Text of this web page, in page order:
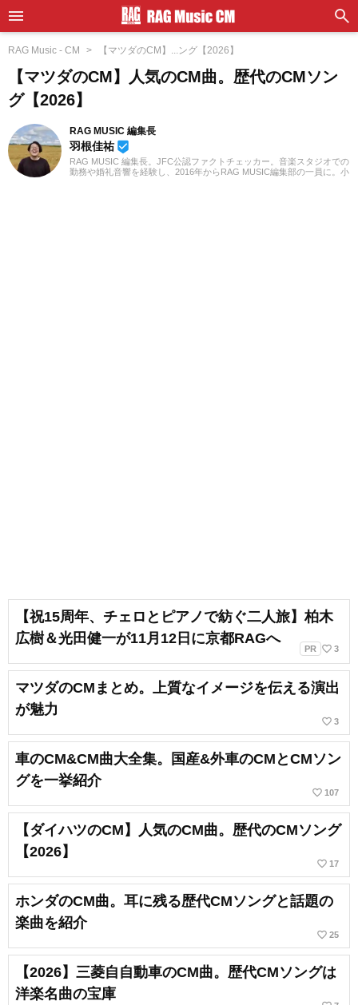
RAG Music - CM 【マツダのCM】...ング【2026】
【マツダのCM】人気のCM曲。歴代のCMソン
グ【2026】
RAG MUSIC 編集長
羽根佳祐 beenhere
RAG MUSIC 編集長。JFC公認ファクトチェッカー。音楽スタジオでの
勤務や婚礼音響を経験し、2016年からRAG MUSIC編集部の一員に。小
【祝15周年、チェロとピアノで紡ぐ二人旅】柏木
広樹＆光田健一が11月12日に京都RAGへ
PR favorite_border 3
マツダのCMまとめ。上質なイメージを伝える演出
が魅力
favorite_border 3
車のCM&CM曲大全集。国産&外車のCMとCMソン
グを一挙紹介
favorite_border 107
【ダイハツのCM】人気のCM曲。歴代のCMソング
【2026】
favorite_border 17
ホンダのCM曲。耳に残る歴代CMソングと話題の
楽曲を紹介
favorite_border 25
【2026】三菱自自動車のCM曲。歴代CMソングは
洋楽名曲の宝庫